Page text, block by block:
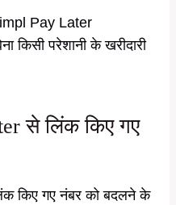
Pay Later
परेशानी के खरीदारी
से लिंक किए गए
किए गए नंबर को बदलने के